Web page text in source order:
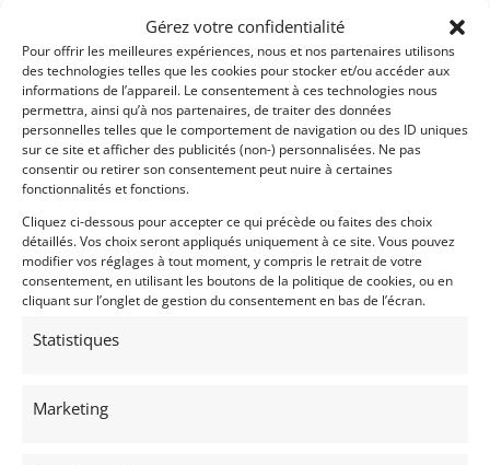
Gérez votre confidentialité
Pour offrir les meilleures expériences, nous et nos partenaires utilisons
des technologies telles que les cookies pour stocker et/ou accéder aux
informations de l’appareil. Le consentement à ces technologies nous
permettra, ainsi qu’à nos partenaires, de traiter des données
personnelles telles que le comportement de navigation ou des ID uniques
sur ce site et afficher des publicités (non-) personnalisées. Ne pas
consentir ou retirer son consentement peut nuire à certaines
fonctionnalités et fonctions.
Cliquez ci-dessous pour accepter ce qui précède ou faites des choix
détaillés. Vos choix seront appliqués uniquement à ce site. Vous pouvez
modifier vos réglages à tout moment, y compris le retrait de votre
consentement, en utilisant les boutons de la politique de cookies, ou en
cliquant sur l’onglet de gestion du consentement en bas de l’écran.
Statistiques
Marketing
7
PORSCHE 911 2.0L FIA
MEUDON (FRANCE)
surtout au très relevé championnat monotype 2.0L Cup.